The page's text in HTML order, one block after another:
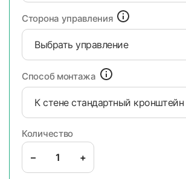
Сторона управления
Выбрать управление
Способ монтажа
К стене стандартный
Количество
– +